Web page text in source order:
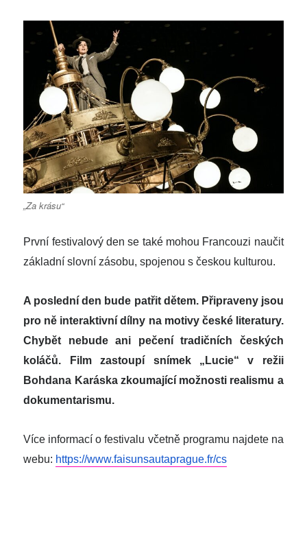
„Za krásu“
První festivalový den se také mohou Francouzi naučit
základní slovní zásobu, spojenou s českou kulturou.
A poslední den bude patřit dětem. Připraveny jsou
pro ně interaktivní dílny na motivy české literatury.
Chybět nebude ani pečení tradičních českých
koláčů. Film zastoupí snímek „Lucie“ v režii
Bohdana Karáska zkoumající možnosti realismu a
dokumentarismu.
Více informací o festivalu včetně programu najdete na
webu: https://www.faisunsautaprague.fr/cs